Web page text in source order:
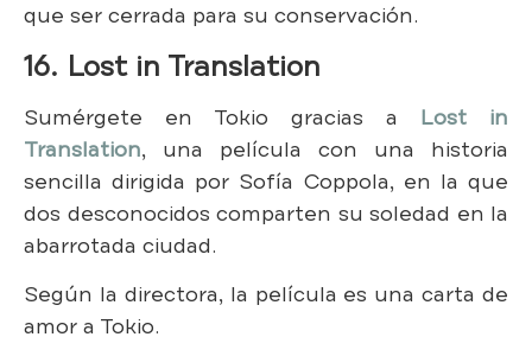
que ser cerrada para su conservación.
16. Lost in Translation
Sumérgete en Tokio gracias a Lost in
Translation, una película con una historia
sencilla dirigida por Sofía Coppola, en la que
dos desconocidos comparten su soledad en la
abarrotada ciudad.
Según la directora, la película es una carta de
amor a Tokio.